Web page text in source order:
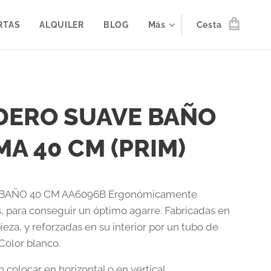
ALQUILER BLOG Más Cesta
SUAVE BAÑO
40 CM (PRIM)
40 CM AA6096B Ergonómicamente
para conseguir un óptimo agarre. Fabricadas en
y reforzadas en su interior por un tubo de
blanco.